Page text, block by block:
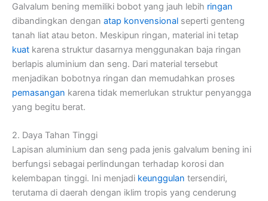
Galvalum bening memiliki bobot yang jauh lebih ringan
dibandingkan dengan atap konvensional seperti genteng
tanah liat atau beton. Meskipun ringan, material ini tetap
kuat karena struktur dasarnya menggunakan baja ringan
berlapis aluminium dan seng. Dari material tersebut
menjadikan bobotnya ringan dan memudahkan proses
pemasangan karena tidak memerlukan struktur penyangga
yang begitu berat.
2. Daya Tahan Tinggi
Lapisan aluminium dan seng pada jenis galvalum bening ini
berfungsi sebagai perlindungan terhadap korosi dan
kelembapan tinggi. Ini menjadi keunggulan tersendiri,
terutama di daerah dengan iklim tropis yang cenderung